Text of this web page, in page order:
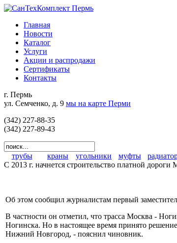
Главная
Новости
Каталог
Услуги
Акции и распродажи
Сертификаты
Контакты
г. Пермь
ул. Семченко, д. 9 мы на карте Перми
(342) 227-88-35
(342) 227-89-43
трубы краны угольники муфты
С 2013 г. начнется строительство платной
Об этом сообщил журналистам первый
В частности он отметил, что трасса Москва -
Ногинска. Но в настоящее время принято
Нижний Новгород, - пояснил чиновник.